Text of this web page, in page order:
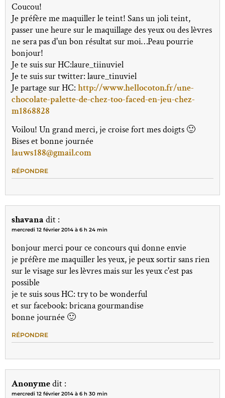
Coucou!
Je préfère me maquiller le teint! Sans un joli teint,
passer une heure sur le maquillage des yeux ou des lèvres
ne sera pas d'un bon résultat sur moi…Peau pourrie
bonjour!
Je te suis sur HC:laure_tiinuviel
Je te suis sur twitter: laure_tinuviel
Je partage sur HC: http://www.hellocoton.fr/une-
chocolate-palette-de-chez-too-faced-en-jeu-chez-
m1868828
Voilou! Un grand merci, je croise fort mes doigts 🙂
Bises et bonne journée
lauws188@gmail.com
RÉPONDRE
shavana dit :
mercredi 12 février 2014 à 6 h 24 min
bonjour merci pour ce concours qui donne envie
je préfère me maquiller les yeux, je peux sortir sans rien
sur le visage sur les lèvres mais sur les yeux c'est pas
possible
je te suis sous HC: try to be wonderful
et sur facebook: bricana gourmandise
bonne journée 🙂
RÉPONDRE
Anonymedit :
mercredi 12 février 2014 à 6 h 30 min